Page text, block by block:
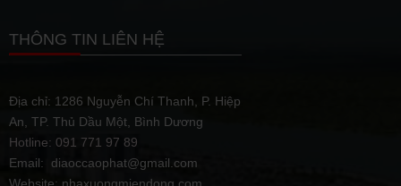
THÔNG TIN LIÊN HỆ
Địa chỉ: 1286 Nguyễn Chí Thanh, P. Hiệp
An, TP. Thủ Dầu Một, Bình Dương
Hotline: 091 771 97 89
Email: diaoccaophat@gmail.com
Website: nhaxuongmiendong.com